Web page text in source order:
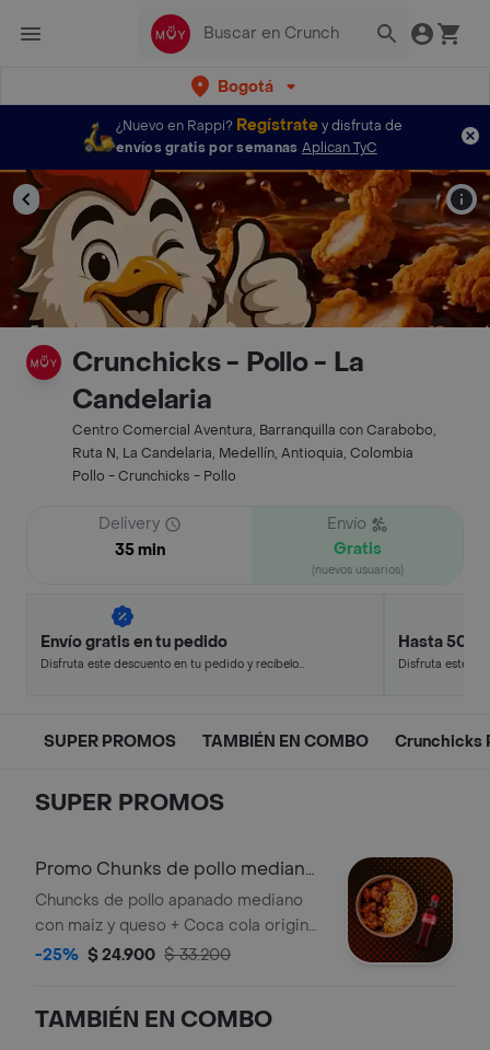
Bogotá
¿Nuevo en Rappi? Regístratey disfruta de
envíos gratis por semanas Aplican TyC
Crunchicks - Pollo - La
Candelaria
Centro Comercial Aventura, Barranquilla con Carabobo,
Ruta N, La Candelaria, Medellín, Antioquia, Colombia
Pollo - Crunchicks - Pollo
Delivery
35 min
Envío
Gratis
(nuevos usuarios)
Envío gratis en tu pedido
Disfruta este descuento en tu pedido y recíbelo
Hasta 50%
Disfruta este
SUPER PROMOS TAMBIÉN EN COMBO Crunchicks
SUPER PROMOS
Promo Chunks de pollo mediano
con maíz + bebida.
Chuncks de pollo apanado mediano
con maiz y queso + Coca cola original
400 ml. Acompañado de una salsa a
-25% $ 24.900 $ 33.200
TAMBIÉN EN COMBO